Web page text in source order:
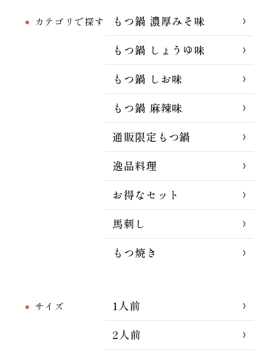
カテゴリで探す
もつ鍋 濃厚みそ味
もつ鍋 しょうゆ味
もつ鍋 しお味
もつ鍋 麻辣味
通販限定もつ鍋
逸品料理
お得なセット
馬刺し
もつ焼き
サイズ
1人前
2人前